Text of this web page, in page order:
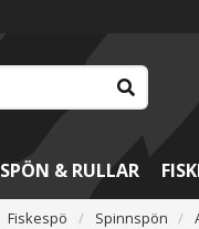
SPÖN & RULLAR
Fiskespö Spinnspön